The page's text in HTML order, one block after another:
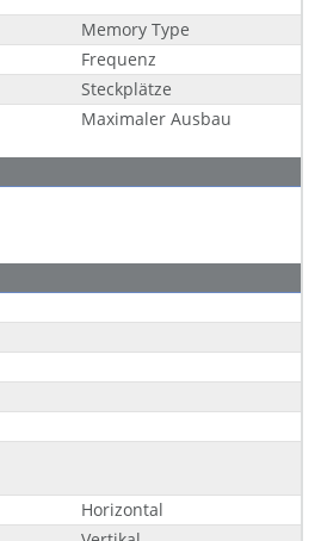
Memory Type
Frequenz
Steckplätze
Maximaler Ausbau
Horizontal